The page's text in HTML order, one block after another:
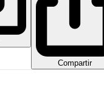
Compartir